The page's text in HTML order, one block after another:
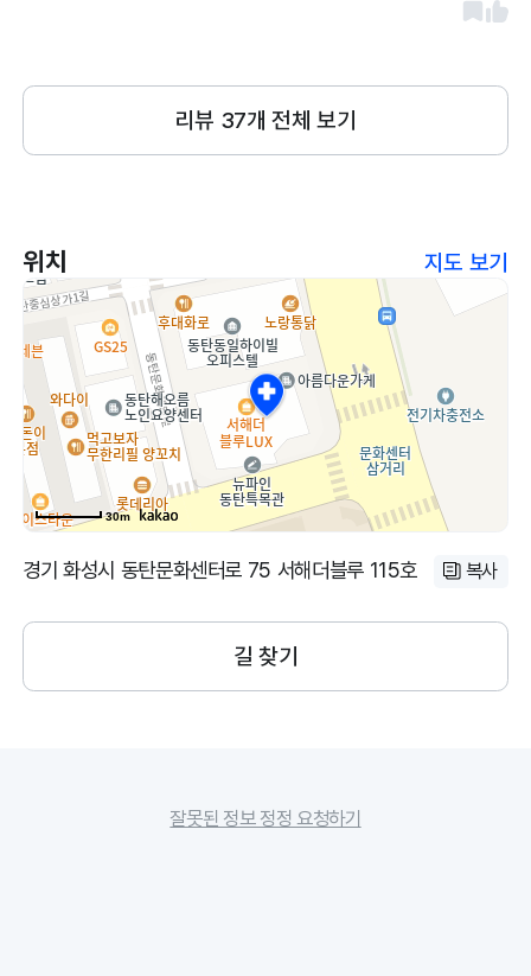
호사 쌤들도 다 상냥친절하세요~(진료기다
리며 있는동안 보니까 오는 아가들마다 안
고 이뻐해주심)질환으로 인한 재방문이 없
리뷰 37개 전체 보기
위치 지도 보기
30m
경기 화성시 동탄문화센터로 75 서해더블루 115호 복사
길 찾기
잘못된 정보 정정 요청하기